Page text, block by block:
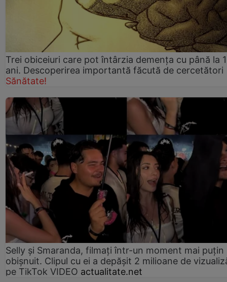
Trei obiceiuri care pot întârzia demența cu până la
ani. Descoperirea importantă făcută de cercetători
Sănătate!
Selly și Smaranda, filmați într-un moment mai puțin
obișnuit. Clipul cu ei a depășit 2 milioane de
pe TikTok VIDEO actualitate.net